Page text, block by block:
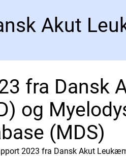
fra Dansk
og
(MDS)
2023 fra Dansk Akut